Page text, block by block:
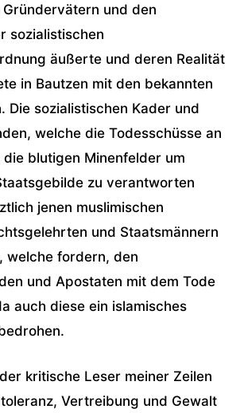
und den
sozialistischen
äußerte und deren Realität
in Bautzen mit den bekannten
Die sozialistischen Kader und
welche die Todesschüsse an
blutigen Minenfelder um
zu verantworten
jenen muslimischen
und Staatsmännern
welche fordern, den
und Apostaten mit dem Tode
auch diese ein islamisches
kritische Leser meiner Zeilen
Vertreibung und Gewalt